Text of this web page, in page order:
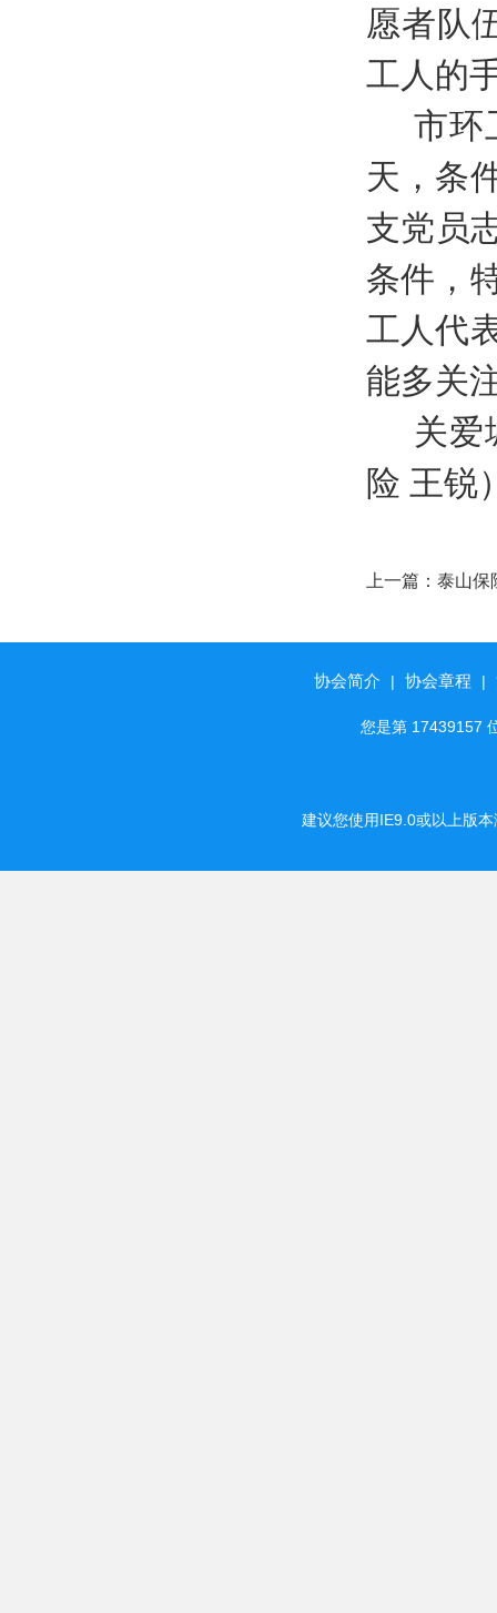
愿者队
工人的
市环
天，条
支党员
条件，
工人代
能多
关爱
险 王锐
上一篇： 泰山保
协会简介 | 协会章程 |
您是第 17439157
建议您使用IE9.0或以上版